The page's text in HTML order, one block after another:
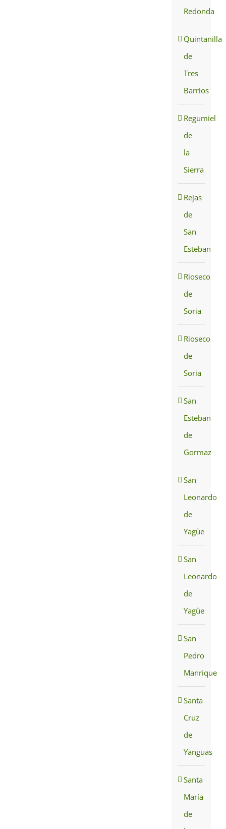
Redonda
Quintanilla
de
Tres
Barrios
Regumiel
de
la
Sierra
Rejas
de
San
Esteban
Rioseco
de
Soria
Rioseco
de
Soria
San
Esteban
de
Gormaz
San
Leonardo
de
Yagüe
San
Leonardo
de
Yagüe
San
Pedro
Manrique
Santa
Cruz
de
Yanguas
Santa
María
de